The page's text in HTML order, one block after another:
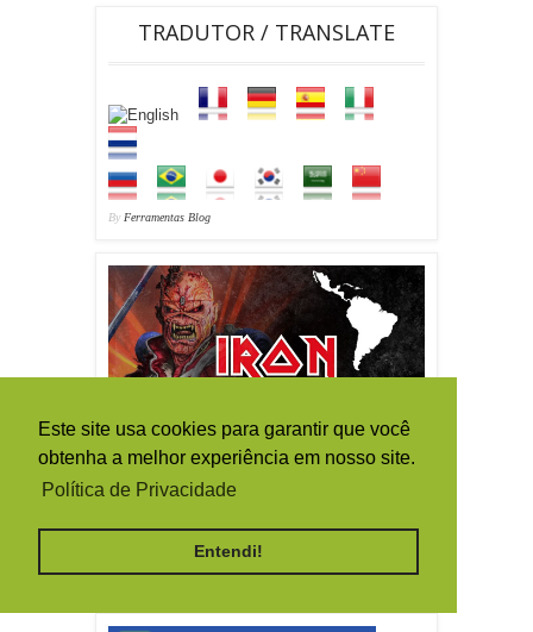
Este site usa cookies para garantir que você
obtenha a melhor experiência em nosso site.
Política de Privacidade
Entendi!
TRADUTOR / TRANSLATE
By Ferramentas Blog